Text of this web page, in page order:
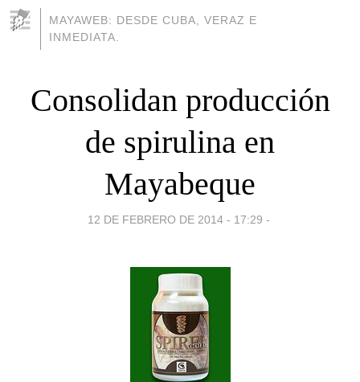
MAYAWEB: DESDE CUBA, VERAZ E
INMEDIATA.
Consolidan producción
de spirulina en
Mayabeque
12 DE FEBRERO DE 2014 - 17:29 -